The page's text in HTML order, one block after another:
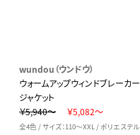
wundou（ウンドウ）
ウォームアップウィンドブレーカー
ジャケット
￥5,940～
￥5,082～
全4色 / サイズ：110～XXL / ポリエステル